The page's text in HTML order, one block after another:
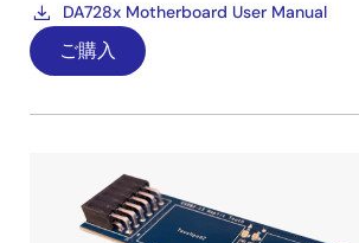
DA728x Motherboard User Manual
ご購入